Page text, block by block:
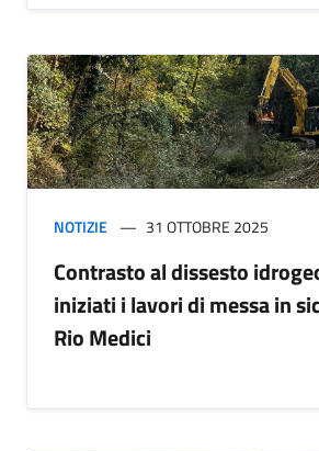
NOTIZIE 31 OTTOBRE 2025
Contrasto al dissesto
iniziati i lavori di messa in
Rio Medici